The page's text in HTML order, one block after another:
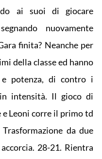
ai suoi di giocare
nuovamente
finita? Neanche per
della classe ed hanno
potenza, di contro i
intensità. Il gioco di
e Leoni corre il primo td
da due
28-21. Rientra